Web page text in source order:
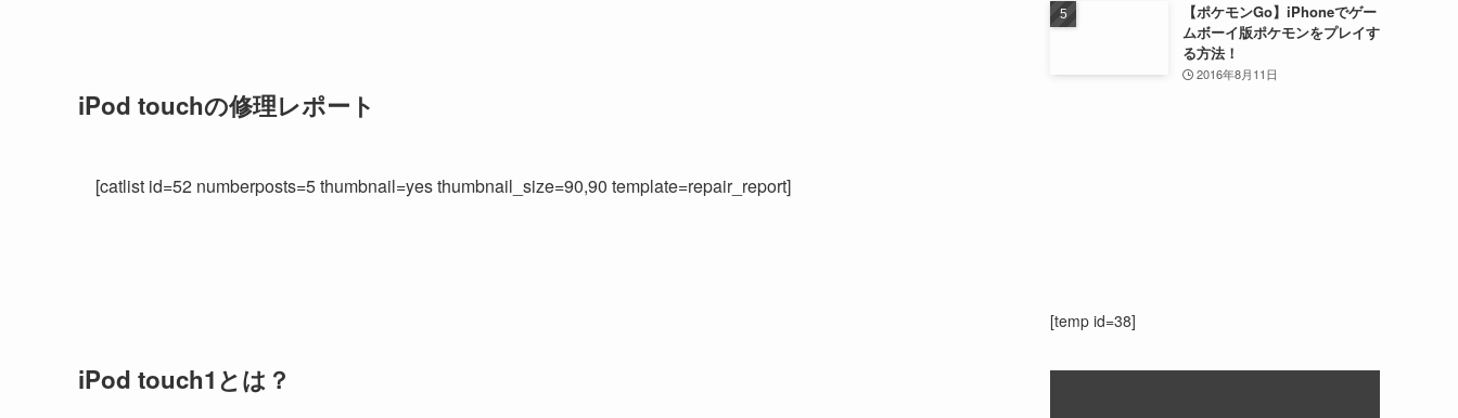
iPod touchの修理レポート
[catlist id=52 numberposts=5 thumbnail=yes thumbnail_size=90,90 template=repair_report]
iPod touch1とは？
【ポケモンGo】iPhoneでゲー
ムボーイ版ポケモンをプレイす
る方法！
2016年8月11日
[temp id=38]